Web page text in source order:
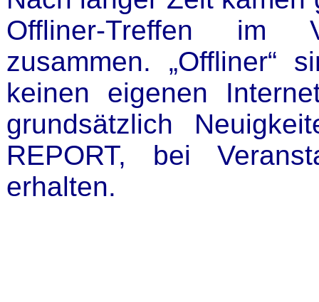
Offliner-Treffen im
zusammen. „Offliner“
keinen eigenen
grundsätzlich
REPORT, bei
erhalten.